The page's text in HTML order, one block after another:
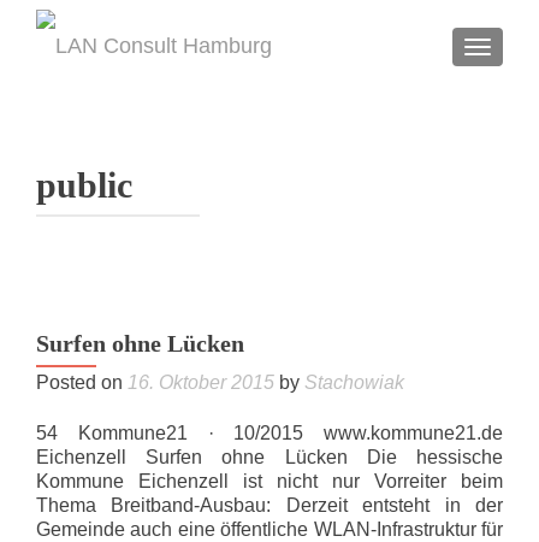
public
Surfen ohne Lücken
Posted on 16. Oktober 2015 by Stachowiak
54 Kommune21 · 10/2015 www.kommune21.de
Eichenzell Surfen ohne Lücken Die hessische
Kommune Eichenzell ist nicht nur Vorreiter beim
Thema Breitband-Ausbau: Derzeit entsteht in der
Gemeinde auch eine öffentliche WLAN-Infrastruktur für